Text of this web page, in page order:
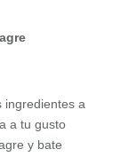
ingredientes a
a tu gusto
y bate